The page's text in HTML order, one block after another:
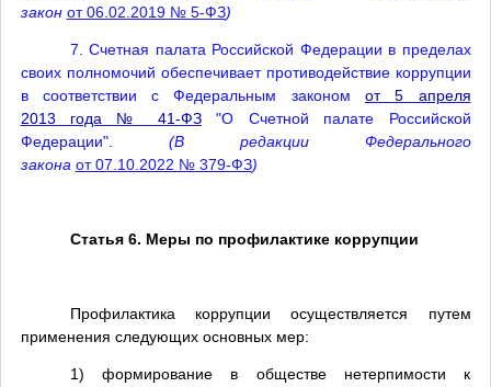
закон от 06.02.2019 № 5-ФЗ)
7. Счетная палата Российской Федерации в пределах
своих полномочий обеспечивает противодействие коррупции
в соответствии с Федеральным законом от 5 апреля
2013 года № 41-ФЗ "О Счетной палате Российской
Федерации". (В редакции Федерального
закона от 07.10.2022 № 379-ФЗ)
Статья 6. Меры по профилактике коррупции
Профилактика коррупции осуществляется путем
применения следующих основных мер:
1) формирование в обществе нетерпимости к